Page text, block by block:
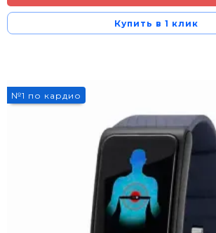
Купить в 1 клик
№1 по кардио